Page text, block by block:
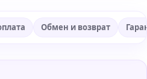
Обмен и возврат